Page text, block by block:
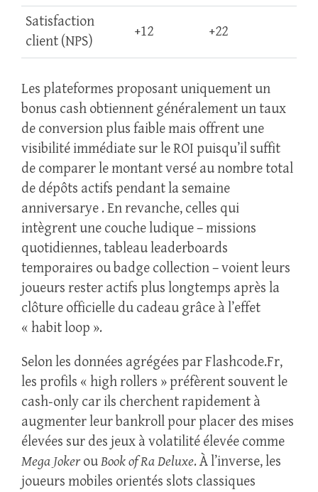
Satisfaction
client (NPS)
+12 +22
Les plateformes proposant uniquement un
bonus cash obtiennent généralement un taux
de conversion plus faible mais offrent une
visibilité immédiate sur le ROI puisqu’il suffit
de comparer le montant versé au nombre total
de dépôts actifs pendant la semaine
anniversarye . En revanche, celles qui
intègrent une couche ludique – missions
quotidiennes, tableau leaderboards
temporaires ou badge collection – voient leurs
joueurs rester actifs plus longtemps après la
clôture officielle du cadeau grâce à l’effet
« habit loop ».
Selon les données agrégées par Flashcode.Fr,
les profils « high rollers » préfèrent souvent le
cash‑only car ils cherchent rapidement à
augmenter leur bankroll pour placer des mises
élevées sur des jeux à volatilité élevée comme
Mega JokerouBook of Ra Deluxe. À l’inverse, les
joueurs mobiles orientés slots classiques